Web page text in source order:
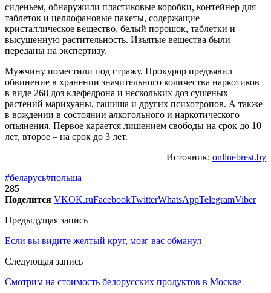
сиденьем, обнаружили пластиковые коробки, контейнер для
таблеток и целлофановые пакеты, содержащие
кристаллическое вещество, белый порошок, таблетки и
высушенную растительность. Изъятые вещества были
переданы на экспертизу.
Мужчину поместили под стражу. Прокурор предъявил
обвинение в хранении значительного количества наркотиков
в виде 268 доз клефедрона и нескольких доз сушеных
растений марихуаны, гашиша и других психотропов. А также
в вождении в состоянии алкогольного и наркотического
опьянения. Первое карается лишением свободы на срок до 10
лет, второе – на срок до 3 лет.
Источник: onlinebrest.by
#беларусь#польша
285
Поделится VKOK.ruFacebookTwitterWhatsAppTelegramViber
Предыдущая запись
Если вы видите желтый круг, мозг вас обманул
Следующая запись
Смотрим на стоимость белорусских продуктов в Москве